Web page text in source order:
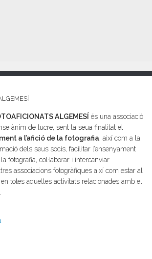
ALGEMESÍ és una associació
ànim de lucre, sent la seua finalitat el
a l’afició de la fotografia, així com a la
dels seus socis, facilitar l’ensenyament
fotografia, col·laborar i intercanviar
associacions fotogràfiques així com estar al
totes aquelles activitats relacionades amb el